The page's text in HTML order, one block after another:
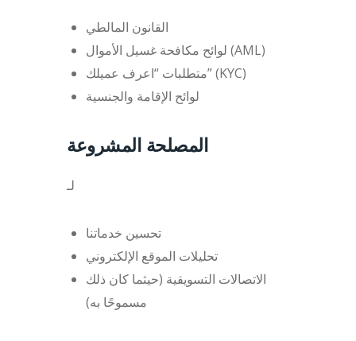
القانون المالطي
لوائح مكافحة غسيل الأموال (AML)
متطلبات “اعرف عميلك” (KYC)
لوائح الإقامة والجنسية
المصلحة المشروعة
لـ
تحسين خدماتنا
تحليلات الموقع الإلكتروني
الاتصالات التسويقية (حيثما كان ذلك
مسموحًا به)